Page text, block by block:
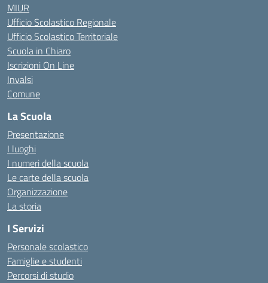
MIUR
Ufficio Scolastico Regionale
Ufficio Scolastico Territoriale
Scuola in Chiaro
Iscrizioni On Line
Invalsi
Comune
La Scuola
Presentazione
I luoghi
I numeri della scuola
Le carte della scuola
Organizzazione
La storia
I Servizi
Personale scolastico
Famiglie e studenti
Percorsi di studio